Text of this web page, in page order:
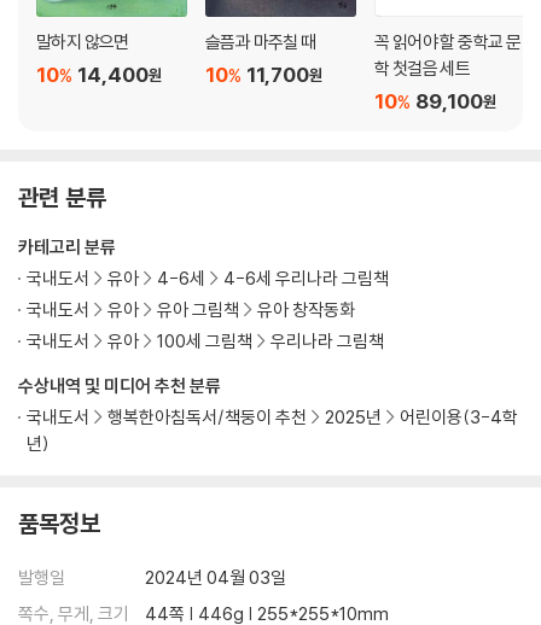
말하지 않으면
14,400원
10%
슬픔과 마주칠 때
11,700원
10%
꼭 읽어야 할 중학교 문
학 첫걸음 세트
89,100원
10%
관련 분류
수상내역 및 미디어 추천 분류
국내도서
행복한아침독서/책둥이 추천 2025년
어린이용(3-4학
년)
카테고리 분류
국내도서
유아 4-6세
4-6세 우리나라 그림책
국내도서
유아 유아 그림책
유아 창작동화
국내도서
유아 100세 그림책 우리나라 그림책
품목정보
발행일
2024년 04월 03일
쪽수, 무게, 크기
44쪽 | 446g | 255*255*10mm